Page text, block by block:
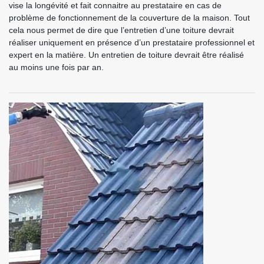
vise la longévité et fait connaitre au prestataire en cas de
problème de fonctionnement de la couverture de la maison. Tout
cela nous permet de dire que l’entretien d’une toiture devrait
réaliser uniquement en présence d’un prestataire professionnel et
expert en la matière. Un entretien de toiture devrait être réalisé
au moins une fois par an.